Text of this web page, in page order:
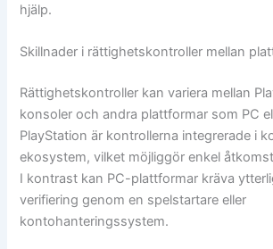
hjälp.
Skillnader i rättighetskontroller mellan
Rättighetskontroller kan variera mellan
konsoler och andra plattformar som PC
PlayStation är kontrollerna integrerade i
ekosystem, vilket möjliggör enkel
I kontrast kan PC-plattformar kräva
verifiering genom en spelstartare eller
kontohanteringssystem.